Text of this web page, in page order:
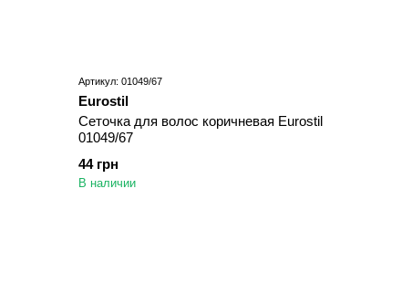
Артикул: 01049/67
Eurostil
Сеточка для волос коричневая Eurostil
01049/67
44 грн
В наличии